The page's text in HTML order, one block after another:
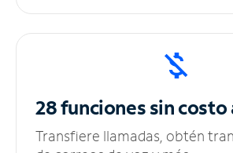
28 funciones sincosto
Transfiere llamadas, obtén